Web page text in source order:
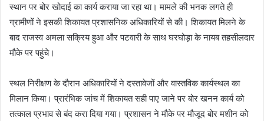
स्थान पर बोर खोदाई का कार्य कराया जा रहा था। मामले की भनक लगते ही
ग्रामीणों ने इसकी शिकायत प्रशासनिक अधिकारियों से की। शिकायत मिलने के
बाद राजस्व अमला सक्रिय हुआ और पटवारी के साथ घरघोड़ा के नायब तहसीलदार
मौके पर पहुंचे।
स्थल निरीक्षण के दौरान अधिकारियों ने दस्तावेजों और वास्तविक कार्यस्थल का
मिलान किया। प्रारंभिक जांच में शिकायत सही पाए जाने पर बोर खनन कार्य को
तत्काल प्रभाव से बंद करा दिया गया। प्रशासन ने मौके पर मौजूद बोर मशीन को